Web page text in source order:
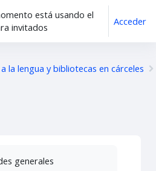
está usando el
invitados
Acceder
la lengua y bibliotecas en cárceles
generales